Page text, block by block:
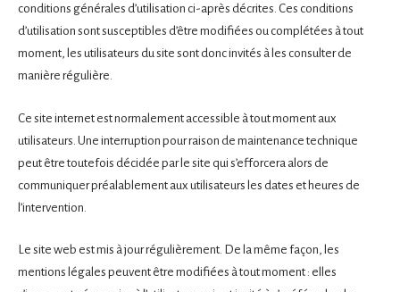
conditions générales d’utilisation ci-après décrites. Ces conditions
d’utilisation sont susceptibles d’être modifiées ou complétées à tout
moment, les utilisateurs du site sont donc invités à les consulter de
manière régulière.
Ce site internet est normalement accessible à tout moment aux
utilisateurs. Une interruption pour raison de maintenance technique
peut être toutefois décidée par le site qui s’efforcera alors de
communiquer préalablement aux utilisateurs les dates et heures de
l’intervention.
Le site web est mis à jour régulièrement. De la même façon, les
mentions légales peuvent être modifiées à tout moment : elles